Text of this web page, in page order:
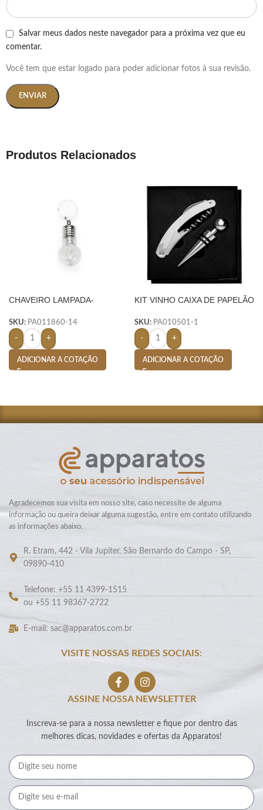
Salvar meus dados neste navegador para a próxima vez que eu
comentar.
Você tem que estar logado para poder adicionar fotos à sua revisão.
Produtos Relacionados
CHAVEIRO LAMPADA-
SKU: PA011860-14
- +
ADICIONAR A COTAÇÃO
KIT VINHO CAIXA DE PAPELÃO
SKU: PA010501-1
- +
ADICIONAR A COTAÇÃO
Agradecemos sua visita em nosso site, caso necessite de alguma
informação ou queira deixar alguma sugestão, entre em contato utilizando
as informações abaixo.
R. Etram, 442 - Vila Jupiter, São Bernardo do Campo - SP,
09890-410
Telefone: +55 11 4399-1515
ou +55 11 98367-2722
E-mail: sac@apparatos.com.br
VISITE NOSSAS REDES SOCIAIS:
ASSINE NOSSA NEWSLETTER
Inscreva-se para a nossa newsletter e fique por dentro das
melhores dicas, novidades e ofertas da Apparatos!